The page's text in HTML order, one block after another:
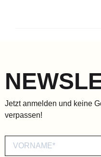
Jetzt anmelden und keine
verpassen!